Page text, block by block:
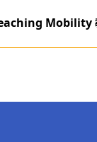
Mobility